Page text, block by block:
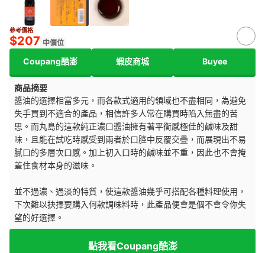
參考價格
$207 中價位
Coupang酷澎 蝦皮商城 Buyee
商品摘要
醬油的選擇相當多元，而各款式適用的領域也不盡相同，為避免
失手買到不適合的產品，相信許多人常在購買時陷入無盡的苦
思。而丸島的這款純正濃口醬油擁有著平衡感極佳的鹹味及甜
味，且能在試吃時感受到兩者於口腔中反覆交疊，而展現出不易
膩口的多層次口感。加上初入口時的鹹味並不重，因此也不會掩
蓋住食材本身的滋味。
並不過濃、過淡的特質，使這款醬油幾乎可搭配各種料理使用，
下次難以抉擇要購入何款調味料時，此產品便會是個不會令你失
望的好選擇。
點我看Coupang酷澎